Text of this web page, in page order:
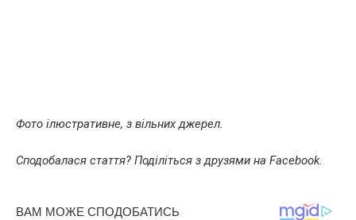
Фото ілюстративне, з вільних джерел.
Сподобалася стаття? Поділіться з друзями на Facebook.